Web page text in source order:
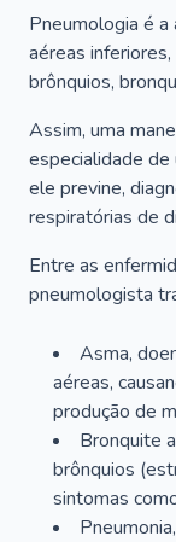
Pneumologia é a
aéreas
brônquios,
Assim, uma
especialidade
ele previne,
respiratórias de
Entre as
pneumologista
Asma,
aéreas,
produção de
Bronquite
brônquios
sintomas